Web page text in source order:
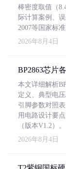
棒密度取值（
际计算案例、
2007等国家标准
2026年8月4日
BP2863芯片
本文详细解析
定义、典型电
引脚参数对照
用电路设计要
（版本V1.2）。
2026年8月4日